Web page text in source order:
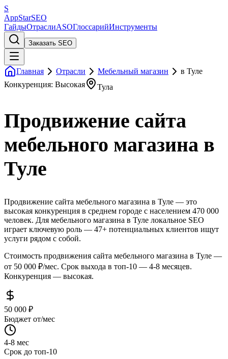
S
AppStarSEO
ГайдыОтраслиASOГлоссарийИнструменты
Заказать SEO
Главная Отрасли Мебельный магазин
в Туле
Конкуренция: Высокая
Тула
Продвижение сайта
мебельного магазина в
Туле
Продвижение сайта мебельного магазина в Туле — это
высокая конкуренция в среднем городе с населением 470 000
человек. Для мебельного магазина в Туле локальное SEO
играет ключевую роль — 47+ потенциальных клиентов ищут
услуги рядом с собой.
Стоимость продвижения сайта мебельного магазина в Туле —
от 50 000 ₽/мес. Срок выхода в топ-10 — 4-8 месяцев.
Конкуренция — высокая.
50 000 ₽
Бюджет от/мес
4-8 мес
Срок до топ-10